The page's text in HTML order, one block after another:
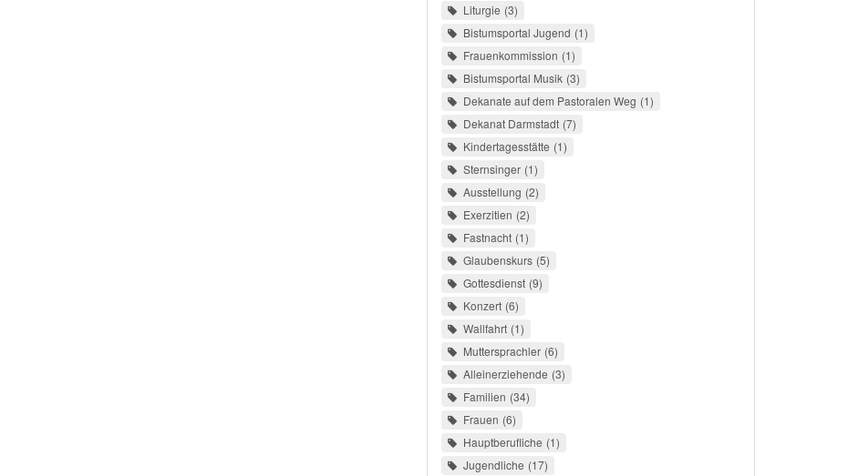
Liturgie 3
Bistumsportal Jugend 1
Frauenkommission 1
Bistumsportal Musik 3
Dekanate auf dem Pastoralen Weg 1
Dekanat Darmstadt 7
Kindertagesstätte 1
Sternsinger 1
Ausstellung 2
Exerzitien 2
Fastnacht 1
Glaubenskurs 5
Gottesdienst 9
Konzert 6
Wallfahrt 1
Muttersprachler 6
Alleinerziehende 3
Familien 34
Frauen 6
Hauptberufliche 1
Jugendliche 17